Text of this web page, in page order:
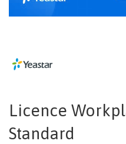
Licence
Standard